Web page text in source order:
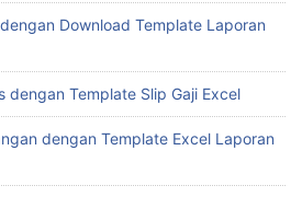
Download Template Laporan
dengan Template Slip Gaji Excel
dengan Template Excel Laporan